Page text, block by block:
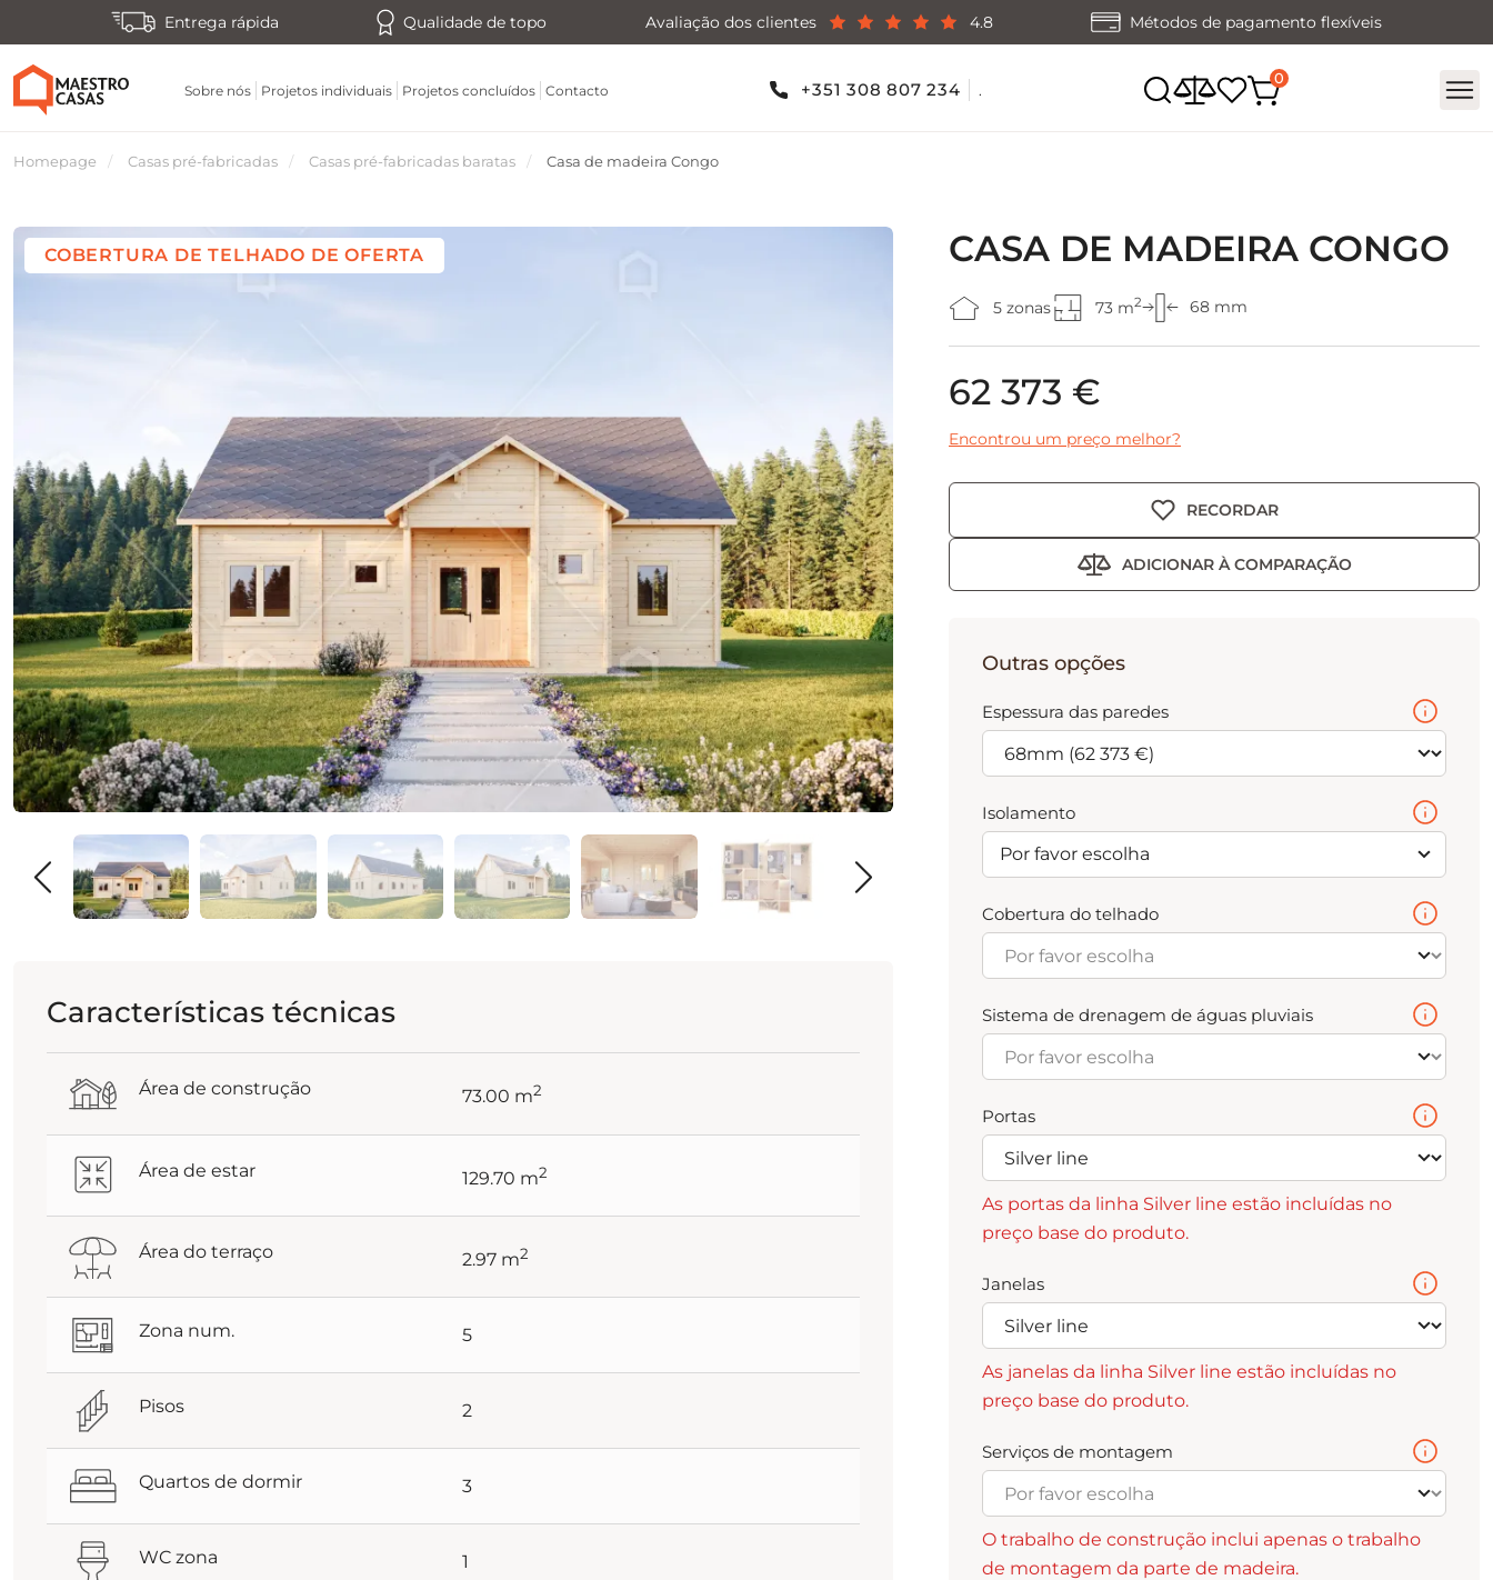
Entrega rápida Qualidade de topo Avaliação dos clientes 4.8 Métodos de pagamento flexíveis
Sobre nós Projetos individuais Projetos concluídos Contacto +351 308 807 234 .
Homepage Casas pré-fabricadas Casas pré-fabricadas baratas Casa de madeira Congo
COBERTURA DE TELHADO DE OFERTA
Características técnicas
Área de construção 73.00 m2
Área de estar 129.70 m2
Área do terraço 2.97 m2
Zona num. 5
Pisos 2
Quartos de dormir 3
WC zona 1
CASA DE MADEIRA CONGO
5 zonas 73 m2 68 mm
62 373 €
Encontrou um preço melhor?
RECORDAR
ADICIONAR À COMPARAÇÃO
Outras opções
Espessura das paredes
Isolamento
Por favor escolha
Cobertura do telhado
Sistema de drenagem de águas pluviais
Portas
As portas da linha Silver line estão incluídas no
preço base do produto.
Janelas
As janelas da linha Silver line estão incluídas no
preço base do produto.
Serviços de montagem
O trabalho de construção inclui apenas o trabalho
de montagem da parte de madeira.